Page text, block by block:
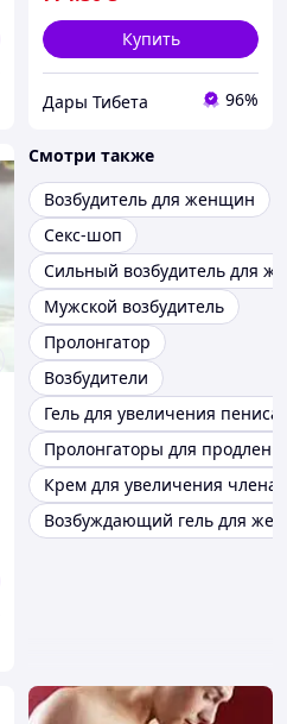
Купить
Дары Тибета 96%
Смотри также
Возбудитель для женщин
Секс-шоп
Сильный возбудитель для
Мужской возбудитель
Пролонгатор
Возбудители
Гель для увеличения пениса
Пролонгаторы для
Крем для увеличения члена
Возбуждающий гель для